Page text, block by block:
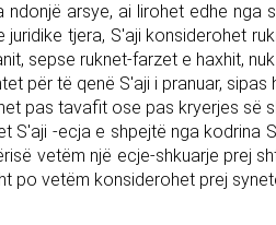
ndonjë arsye, ai lirohet edhe nga
juridike tjera, S'aji konsiderohet
sepse ruknet-farzet e haxhit,
për të qenë S'aji i pranuar, sipas
pas tavafit ose pas kryerjes së
S'aji -ecja e shpejtë nga kodrina
vetëm një ecje-shkuarje prej
po vetëm konsiderohet prej